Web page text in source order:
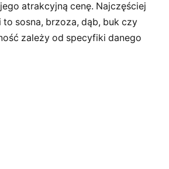
atrakcyjną cenę. Najczęściej
sosna, brzoza, dąb, buk czy
zależy od specyfiki danego